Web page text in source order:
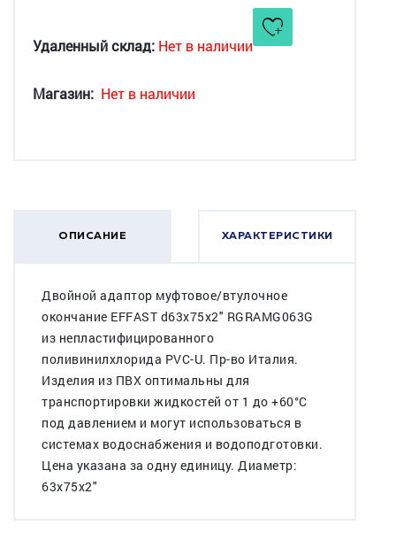
Удаленный склад: Нет в наличии
Магазин: Нет в наличии
ОПИСАНИЕ ХАРАКТЕРИСТИКИ
Двойной адаптор муфтовое/втулочное
окончание EFFAST d63x75x2" RGRAMG063G
из непластифицированного
поливинилхлорида PVC-U. Пр-во Италия.
Изделия из ПВХ оптимальны для
транспортировки жидкостей от 1 до +60°C
под давлением и могут использоваться в
системах водоснабжения и водоподготовки.
Цена указана за одну единицу. Диаметр:
63x75x2"